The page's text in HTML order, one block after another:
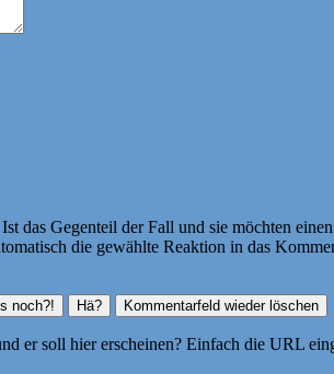
Gegenteil der Fall und sie möchten
die gewählte Reaktion in das
er soll hier erscheinen? Einfach die URL